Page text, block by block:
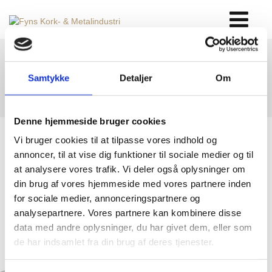
Samtykke Detaljer Om
Denne hjemmeside bruger cookies
Vi bruger cookies til at tilpasse vores indhold og
annoncer, til at vise dig funktioner til sociale medier og til
at analysere vores trafik. Vi deler også oplysninger om
din brug af vores hjemmeside med vores partnere inden
for sociale medier, annonceringspartnere og
analysepartnere. Vores partnere kan kombinere disse
data med andre oplysninger, du har givet dem, eller som
de har indsamlet fra din brug af deres tjenester.
Electric heater 2